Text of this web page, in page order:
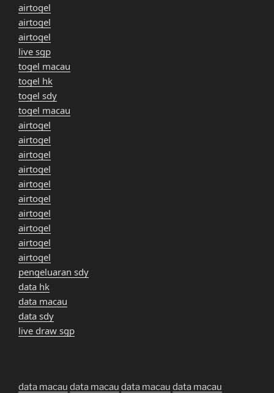
airtogel
airtogel
airtogel
live sgp
togel macau
togel hk
togel sdy
togel macau
airtogel
airtogel
airtogel
airtogel
airtogel
airtogel
airtogel
airtogel
airtogel
airtogel
pengeluaran sdy
data hk
data macau
data sdy
live draw sgp
data macau data macau data macau data macau